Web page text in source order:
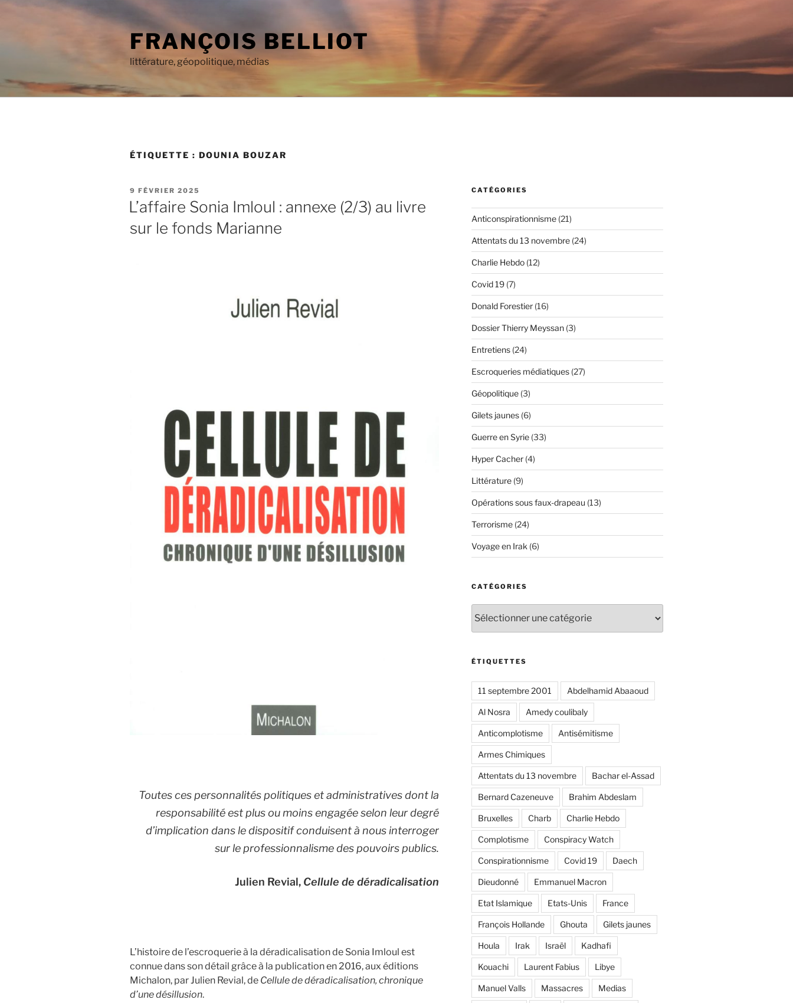
Aller
FRANÇOIS BELLIOT
littérature, géopolitique, médias
ÉTIQUETTE : DOUNIA BOUZAR
PUBLIÉ
LE
9 FÉVRIER 2025
L’affaire Sonia Imloul : annexe (2/3) au livre
sur le fonds Marianne
Toutes ces personnalités politiques et administratives dont la
responsabilité est plus ou moins engagée selon leur degré
d’implication dans le dispositif conduisent à nous interroger
sur le professionnalisme des pouvoirs publics.
Julien Revial, Cellule de déradicalisation
L’histoire de l’escroquerie à la déradicalisation de Sonia Imloul est
connue dans son détail grâce à la publication en 2016, aux éditions
Michalon, par Julien Revial, de Cellule de déradicalisation, chronique
d’une désillusion.
CATÉGORIES
Anticonspirationnisme(21)
Attentats du 13 novembre(24)
Charlie Hebdo(12)
Covid 19(7)
Donald Forestier(16)
Dossier Thierry Meyssan(3)
Entretiens(24)
Escroqueries médiatiques(27)
Géopolitique(3)
Gilets jaunes(6)
Guerre en Syrie(33)
Hyper Cacher(4)
Littérature(9)
Opérations sous faux-drapeau (13)
Terrorisme(24)
Voyage en Irak (6)
CATÉGORIES
ÉTIQUETTES
11 septembre 2001 Abdelhamid Abaaoud
Al Nosra Amedy coulibaly
Anticomplotisme Antisémitisme
Armes Chimiques
Attentats du 13 novembre Bachar el-Assad
Bernard Cazeneuve Brahim Abdeslam
Bruxelles Charb Charlie Hebdo
Complotisme Conspiracy Watch
Conspirationnisme Covid 19 Daech
Dieudonné Emmanuel Macron
Etat Islamique Etats-Unis France
François Hollande Ghouta Gilets jaunes
Houla Irak Israël Kadhafi
Kouachi Laurent Fabius Libye
Manuel Valls Massacres Medias